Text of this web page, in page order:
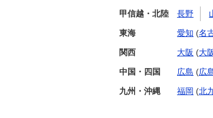
甲信越・北陸 長野
東海 愛知 (名
関西 大阪 (大
中国・四国 広島 (広
九州・沖縄 福岡 (北